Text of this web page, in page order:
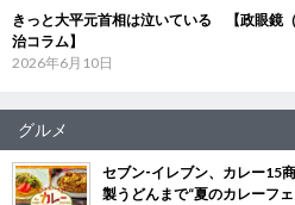
きっと大平元首相は泣いている 【政眼鏡
治コラム】
2026年6月10日
グルメ
セブン‐イレブン、カレー15
製うどんまで“夏のカレーフ